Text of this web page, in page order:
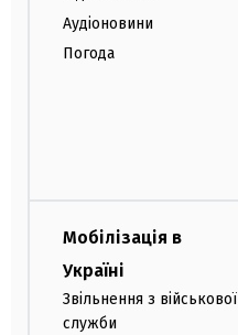
Аудіоновини
Погода
Мобілізація в
Україні
Звільнення з військової
служби